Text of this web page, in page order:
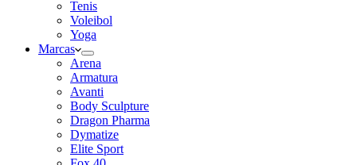
Tenis
Voleibol
Yoga
Marcas
Arena
Armatura
Avanti
Body Sculpture
Dragon Pharma
Dymatize
Elite Sport